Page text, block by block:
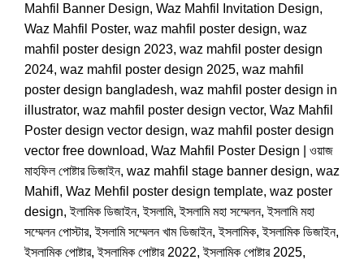
Mahfil Banner Design, Waz Mahfil Invitation Design,
Waz Mahfil Poster, waz mahfil poster design, waz
mahfil poster design 2023, waz mahfil poster design
2024, waz mahfil poster design 2025, waz mahfil
poster design bangladesh, waz mahfil poster design in
illustrator, waz mahfil poster design vector, Waz Mahfil
Poster design vector design, waz mahfil poster design
vector free download, Waz Mahfil Poster Design | ওয়াজ
মাহফিল পোষ্টার ডিজাইন, waz mahfil stage banner design, waz
Mahifl , Waz Mehfil poster design template, waz poster
design, ইলামিক ডিজাইন, ইসলামি, ইসলামি মহা সম্মেলন, ইসলামি মহা
সম্মেলন পোস্টার, ইসলামি সম্মেলন খাম ডিজাইন, ইসলামিক, ইসলামিক ডিজাইন,
ইসলামিক পোষ্টার, ইসলামিক পোষ্টার 2022, ইসলামিক পোষ্টার 2025,